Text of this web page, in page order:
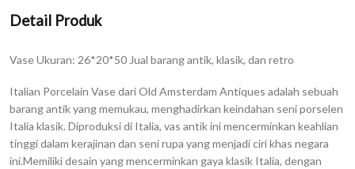
Detail Produk
Vase Ukuran: 26*20*50 Jual barang antik, klasik, dan retro
Italian Porcelain Vase dari Old Amsterdam Antiques adalah sebuah
barang antik yang memukau, menghadirkan keindahan seni porselen
Italia klasik. Diproduksi di Italia, vas antik ini mencerminkan keahlian
tinggi dalam kerajinan dan seni rupa yang menjadi ciri khas negara
ini.Memiliki desain yang mencerminkan gaya klasik Italia, dengan